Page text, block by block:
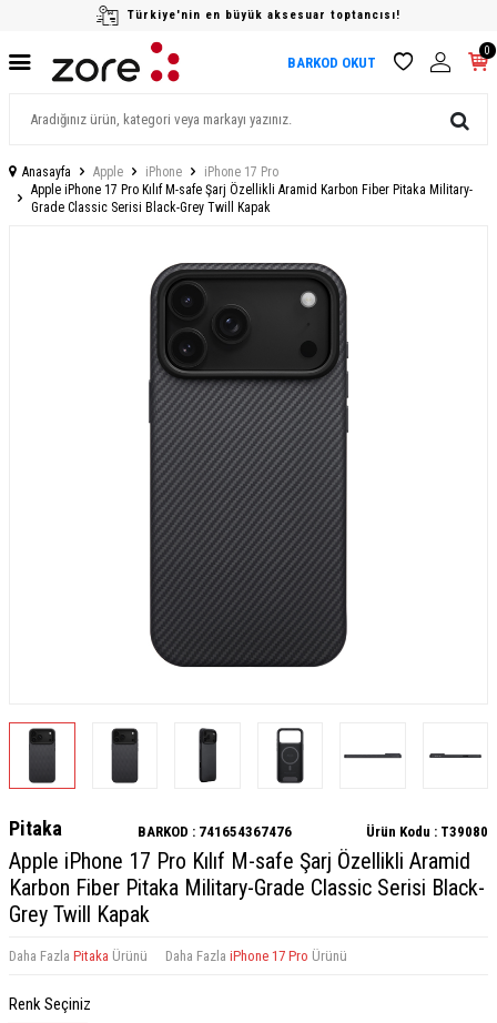
Türkiye'nin en büyük aksesuar toptancısı!
BARKOD OKUT
0
Anasayfa Apple iPhone
iPhone 17 Pro
Apple iPhone 17 Pro Kılıf M-safe Şarj Özellikli Aramid Karbon Fiber Pitaka Military-
Grade Classic Serisi Black-Grey Twill Kapak
Pitaka BARKOD : 741654367476 Ürün Kodu : T39080
Apple iPhone 17 Pro Kılıf M-safe Şarj Özellikli Aramid
Karbon Fiber Pitaka Military-Grade Classic Serisi Black-
Grey Twill Kapak
Daha Fazla Pitaka Ürünü Daha Fazla iPhone 17 Pro Ürünü
Renk Seçiniz